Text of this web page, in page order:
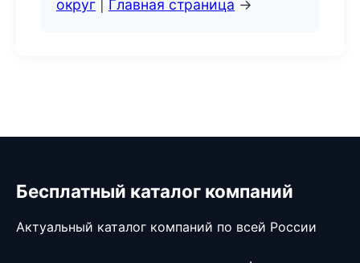
округ
Главная страница →
Бесплатный каталог компаний
Актуальный каталог компаний по всей России